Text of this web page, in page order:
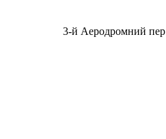
3-й Аеродромний пер